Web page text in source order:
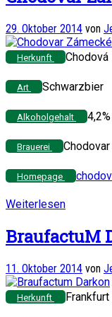
29. Oktober 2014 von
Herkunft Chodová
Art Schwarzbier
Alkoholgehalt 4,2%
Brauerei
Homepage
Weiterlesen
BraufactuM
11. Oktober 2014 von
Herkunft Frankfurt